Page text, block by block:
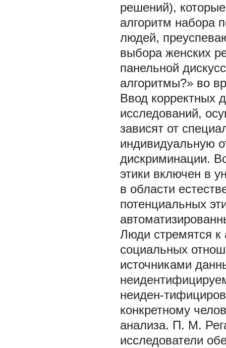
решений),
алгоритм набора
людей,
выбора женских
панельной
алгоритмы?» во
Ввод корректных
исследований,
зависят от
индивидуальную
дискриминации.
этики включен в
в области
потенциальных
Люди стремятся к
социальных
источниками
неиден-
конкретному
анализа. П. М.
исследователи